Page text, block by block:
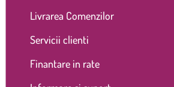
Livrarea Comenzilor
Servicii clienti
Finantare in rate